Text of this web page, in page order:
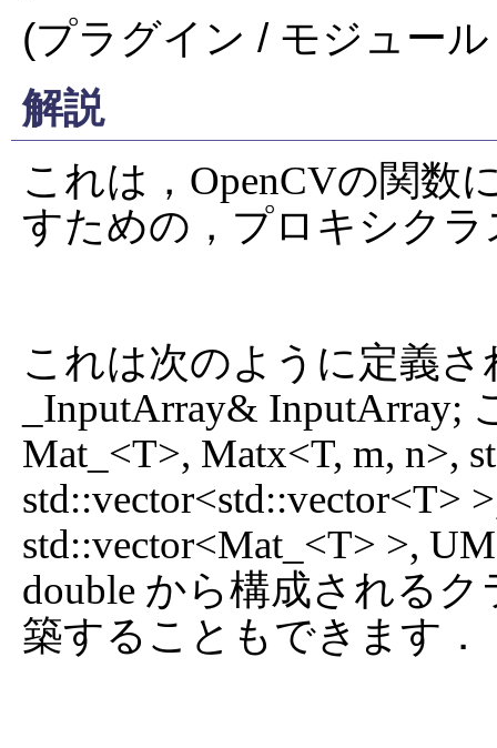
(プラグイン / モジュー
解説
これは，OpenCVの関数
すための，プロキシクラ
これは次のように定義さ
_InputArray& InputArray;
Mat_<T>, Matx<T, m, n>,
std::vector<std::vector<T>
std::vector<Mat_<T> >,
double から構成される
築することもできます．